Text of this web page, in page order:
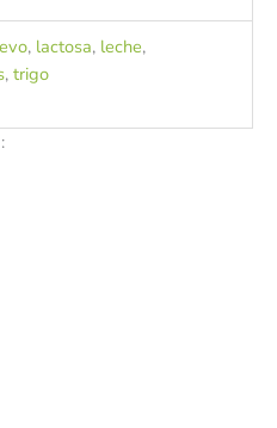
, lactosa, leche,
, trigo